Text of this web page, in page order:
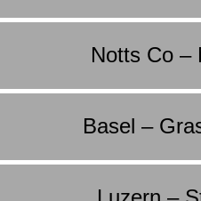
Notts Co –
Basel –